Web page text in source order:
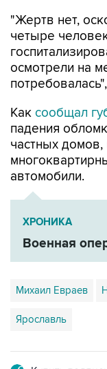
"Жертв нет,
четыре
осмотрели на
Как сообщал
падения
частных
автомобили.
ХРОНИКА
Военная
Михаил Евраев
Ярославль